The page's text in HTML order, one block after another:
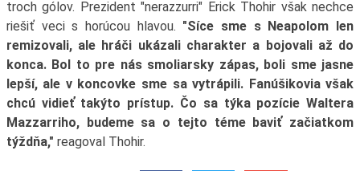
troch gólov. Prezident "nerazzurri" Erick Thohir však nechce
riešiť veci s horúcou hlavou. "Síce sme s Neapolom len
remizovali, ale hráči ukázali charakter a bojovali až do
konca. Bol to pre nás smoliarsky zápas, boli sme jasne
lepší, ale v koncovke sme sa vytrápili. Fanúšikovia však
chcú vidieť takýto prístup. Čo sa týka pozície Waltera
Mazzarriho, budeme sa o tejto téme baviť začiatkom
týždňa," reagoval Thohir.